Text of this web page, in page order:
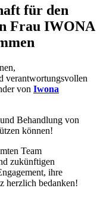
für den
Frau IWONA
verantwortungsvollen
von Iwona
Behandlung von
können!
Team
zukünftigen
ihre
herzlich bedanken!